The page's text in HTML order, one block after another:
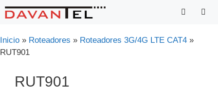
Saltar
para
conteúdo
Inicio » Roteadores » Roteadores 3G/4G LTE CAT4 »
RUT901
RUT901